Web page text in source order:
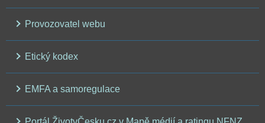
Provozovatel webu
Etický kodex
EMFA a samoregulace